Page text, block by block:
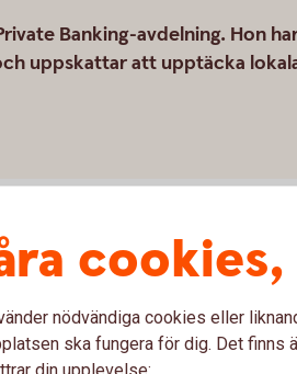
Banking-avdelning. Hon
uppskattar att upptäcka
engagemang. Hur de alltid ger
inom finansiell placerings- och
rör kundernas finansiella hälsa.
nödvändiga cookies eller
ska fungera för dig. Det finns
din upplevelse: